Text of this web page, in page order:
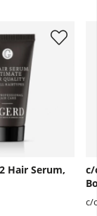
Hair Serum,
c/
c/